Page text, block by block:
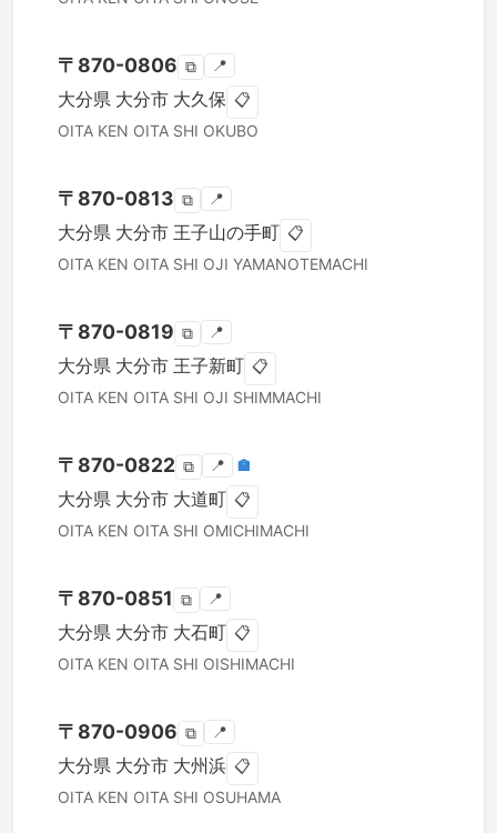
〒 870-0806 ⧉ 📍
大分県 大分市 大久保 📋
OITA KEN OITA SHI OKUBO
〒 870-0813 ⧉ 📍
大分県 大分市 王子山の手町 📋
OITA KEN OITA SHI OJI YAMANOTEMACHI
〒 870-0819 ⧉ 📍
大分県 大分市 王子新町 📋
OITA KEN OITA SHI OJI SHIMMACHI
〒 870-0822 ⧉ 📍 🏣
大分県 大分市 大道町 📋
OITA KEN OITA SHI OMICHIMACHI
〒 870-0851 ⧉ 📍
大分県 大分市 大石町 📋
OITA KEN OITA SHI OISHIMACHI
〒 870-0906 ⧉ 📍
大分県 大分市 大州浜 📋
OITA KEN OITA SHI OSUHAMA